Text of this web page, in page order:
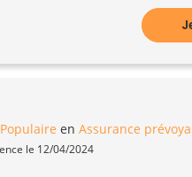
en Assurance
le 12/04/2024